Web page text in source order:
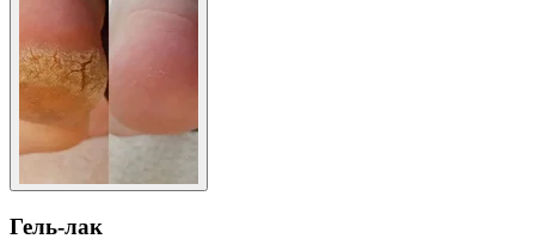
Гель-лак